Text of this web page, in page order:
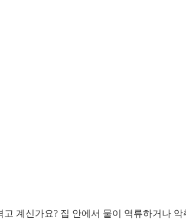
계신가요? 집 안에서 물이 역류하거나